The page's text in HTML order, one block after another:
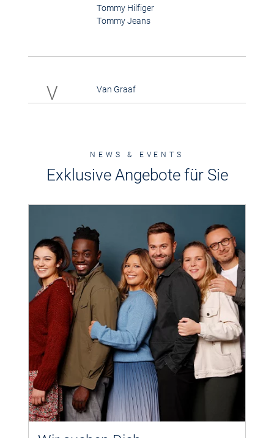
Tommy Hilfiger
Tommy Jeans
V Van Graaf
NEWS & EVENTS
Exklusive Angebote für Sie